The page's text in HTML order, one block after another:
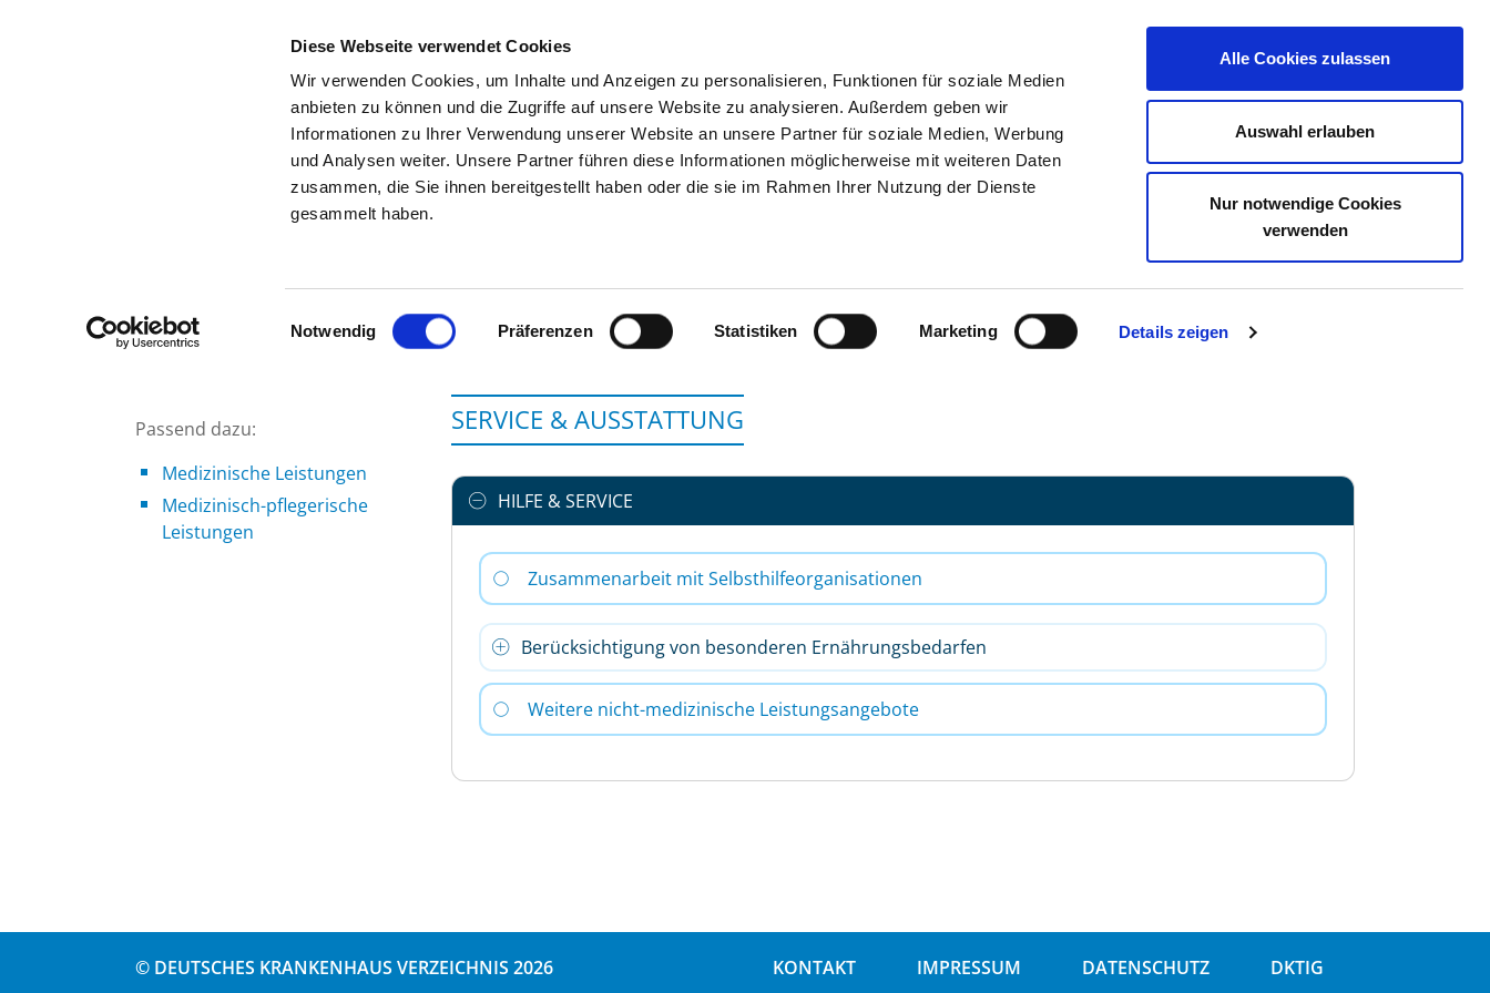
Diese Webseite verwendet Cookies
Wir verwenden Cookies, um Inhalte und Anzeigen zu personalisieren, Funktionen für soziale Medien
anbieten zu können und die Zugriffe auf unsere Website zu analysieren. Außerdem geben wir
Informationen zu Ihrer Verwendung unserer Website an unsere Partner für soziale Medien, Werbung
und Analysen weiter. Unsere Partner führen diese Informationen möglicherweise mit weiteren Daten
zusammen, die Sie ihnen bereitgestellt haben oder die sie im Rahmen Ihrer Nutzung der Dienste
gesammelt haben.
Einwilligungsauswahl
Notwendig Präferenzen Statistiken Marketing Details zeigen
Alle Cookies zulassen
Auswahl erlauben
Nur notwendige Cookies
verwenden
SUCHEN TIPPS & HILFE DAS DKV STELLENBÖRSE KONTAKT IHRE MEINUNG
Zur Krankenhaus-Startseite
ALLGEMEINPSYCHIATRISCHE TAGESKLINIK KIELER FENSTER
Passend dazu:
Medizinische Leistungen
Medizinisch-pflegerische
Leistungen
SERVICE & AUSSTATTUNG
HILFE & SERVICE
Zusammenarbeit mit Selbsthilfeorganisationen
Berücksichtigung von besonderen Ernährungsbedarfen
Weitere nicht-medizinische Leistungsangebote
© DEUTSCHES KRANKENHAUS VERZEICHNIS 2026 KONTAKT IMPRESSUM DATENSCHUTZ DKTIG